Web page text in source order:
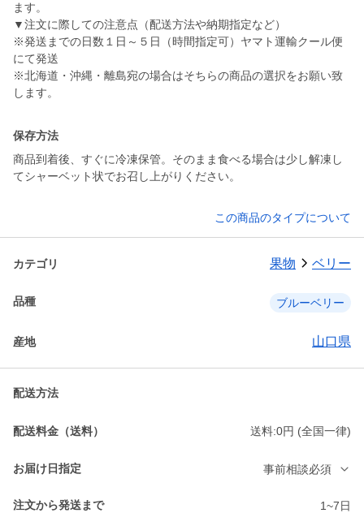
ます。
▼注文に際しての注意点（配送方法や納期指定など）
※発送までの日数１日～５日（時間指定可）ヤマト運輸クール便
にて発送
※北海道・沖縄・離島宛の場合はそちらの商品の選択をお願い致
保存方法
商品到着後、すぐに冷凍保管。そのまま食べる場合は少し解凍し
この商品のタイプについて
カテゴリ 果物 ベリー
品種 ブルーベリー
産地 山口県
配送方法
配送料金（送料） 送料:0円 (全国一律)
お届け日指定 事前相談必須
注文から発送まで 1~7日